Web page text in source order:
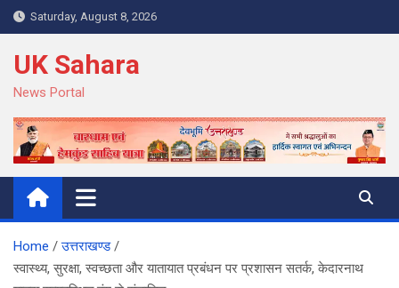
Skip
to
content
Saturday, August 8, 2026
UK Sahara
News Portal
Home
उत्तराखण्ड
स्वास्थ्य, सुरक्षा, स्वच्छता और यातायात प्रबंधन पर प्रशासन सतर्क, केदारनाथ